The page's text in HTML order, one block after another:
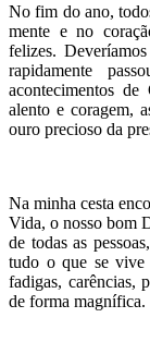
No fim do ano,
mente e no
felizes.
rapidamente
acontecimentos
alento e coragem,
ouro precioso da
Na minha cesta
Vida, o nosso bom
de todas as
tudo o que se vive
fadigas, carências,
de forma magnífica.